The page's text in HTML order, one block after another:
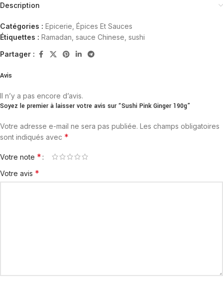
Description
Catégories : Epicerie Épices Et Sauces
Étiquettes : Ramadan sauce Chinese sushi
Partager :
Avis
Il n’y a pas encore d’avis.
Soyez le premier à laisser votre avis sur “Sushi Pink Ginger 190g”
Votre adresse e-mail ne sera pas publiée. Les champs obligatoires
sont indiqués avec *
Votre note *
Votre avis *